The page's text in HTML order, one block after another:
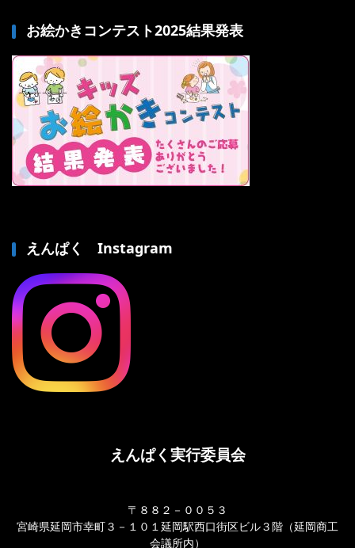
お絵かきコンテスト2025結果発表
えんぱく Instagram
えんぱく実行委員会
〒８８２－００５３
宮崎県延岡市幸町３－１０１延岡駅西口街区ビル３階（延岡商工
会議所内）